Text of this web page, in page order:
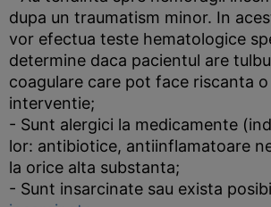
dupa un traumatism minor. In
vor efectua teste hematologice
determine daca pacientul are
coagulare care pot face riscanta
interventie;
- Sunt alergici la medicamente
lor: antibiotice, antiinflamatoare
la orice alta substanta;
- Sunt insarcinate sau exista